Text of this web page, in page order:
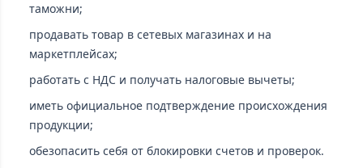
таможни;
продавать товар в сетевых магазинах и на
маркетплейсах;
работать с НДС и получать налоговые вычеты;
иметь официальное подтверждение происхождения
продукции;
обезопасить себя от блокировки счетов и проверок.